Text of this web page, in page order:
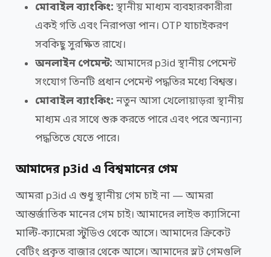
মোবাইল ব্যাংকিং: স্থানীয় মাধ্যম ব্যবহারকারীরা
একই গতি এবং নিরাপত্তা পান। OTP যাচাইকরণ
সবকিছু সুরক্ষিত রাখে।
অনলাইন পেমেন্ট:আমাদের p3id স্থানীয় পেমেন্ট
সংযোগ তিনটি প্রধান পেমেন্ট পদ্ধতির মধ্যে বিশ্বস্ত।
মোবাইল ব্যাংকিং: নতুন আসা খেলোয়াড়রা স্থানীয়
মাধ্যম এর সাথে শুরু করতে পারে এবং পরে অন্যান্য
পদ্ধতিতে যেতে পারে।
আমাদের p3id এ বিশ্বমানের গেম
আমরা p3id এ শুধু স্থানীয় গেম চাই না — আমরা
আন্তর্জাতিক মানের গেম চাই। আমাদের লাইভ ক্যাসিনো
মাল্টি-ক্যামেরা স্টুডিও থেকে আসে। আমাদের ক্রিকেট
বেটিং প্রকৃত বাজার থেকে আসে। আমাদের স্লট গেমগুলি